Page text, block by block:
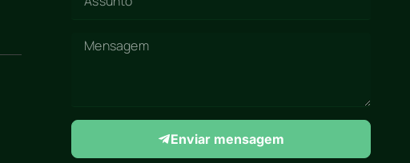
Enviar mensagem